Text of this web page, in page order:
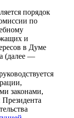
порядок
по
и
в Думе
(далее —
законами,